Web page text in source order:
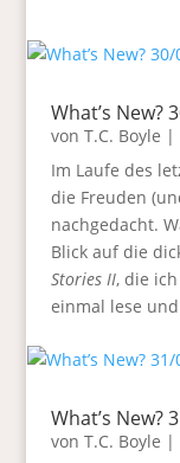
What’s New?
von T.C. Boyle |
Im Laufe des
die Freuden
nachgedacht.
Blick auf die
Stories II, die
einmal lese
What’s New?
von T.C. Boyle |